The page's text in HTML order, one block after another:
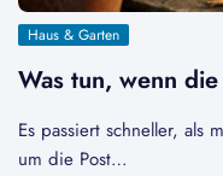
Haus & Garten
Was tun, wenn
Es passiert schneller, als
um die Post…